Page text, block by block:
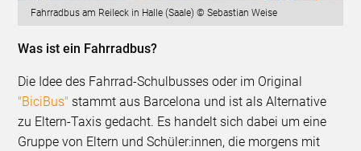
Fahrradbus am Reileck in Halle (Saale) © Sebastian Weise
Was ist ein Fahrradbus?
Die Idee des Fahrrad-Schulbusses oder im Original
"BiciBus" stammt aus Barcelona und ist als Alternative
zu Eltern-Taxis gedacht. Es handelt sich dabei um eine
Gruppe von Eltern und Schüler:innen, die morgens mit